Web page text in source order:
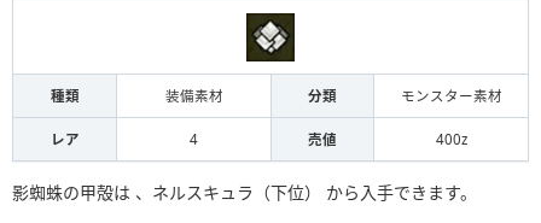
種類 装備素材 分類 モンスター素材
レア 4 売値 400z
影蜘蛛の甲殻は 、ネルスキュラ（下位） から入手できます。